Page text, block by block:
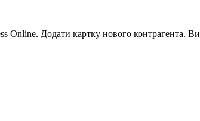
Online. Додати картку нового контрагента. Ви